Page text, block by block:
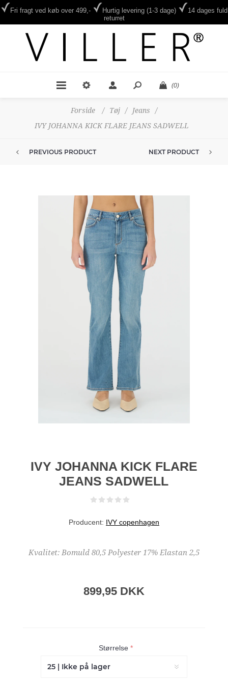
Fri fragt ved køb over 499,- Hurtig levering (1-3 dage)
14 dages fuld
returret
(0)
Forside / Tøj / Jeans
/
IVY JOHANNA KICK FLARE JEANS SADWELL
PREVIOUS PRODUCT NEXT PRODUCT
IVY JOHANNA KICK FLARE
JEANS SADWELL
Producent: IVY copenhagen
Kvalitet: Bomuld 80,5 Polyester 17% Elastan 2,5
899,95 DKK
Størrelse*